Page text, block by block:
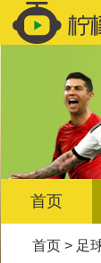
首页
首页> 足